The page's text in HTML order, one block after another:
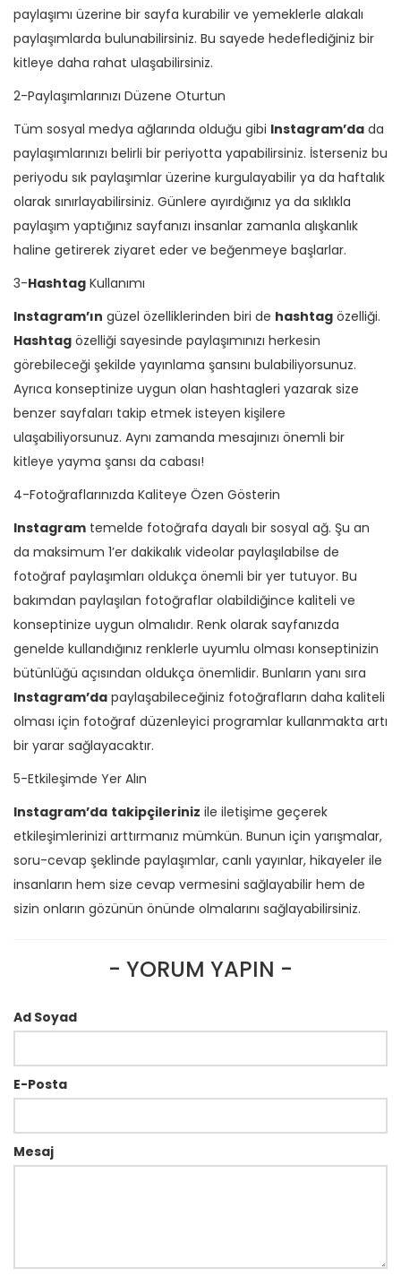
paylaşımı üzerine bir sayfa kurabilir ve yemeklerle alakalı
paylaşımlarda bulunabilirsiniz. Bu sayede hedeflediğiniz bir
kitleye daha rahat ulaşabilirsiniz.
2-Paylaşımlarınızı Düzene Oturtun
Tüm sosyal medya ağlarında olduğu gibi Instagram’da da
paylaşımlarınızı belirli bir periyotta yapabilirsiniz. İsterseniz bu
periyodu sık paylaşımlar üzerine kurgulayabilir ya da haftalık
olarak sınırlayabilirsiniz. Günlere ayırdığınız ya da sıklıkla
paylaşım yaptığınız sayfanızı insanlar zamanla alışkanlık
haline getirerek ziyaret eder ve beğenmeye başlarlar.
3-Hashtag Kullanımı
Instagram’ın güzel özelliklerinden biri de hashtag özelliği.
Hashtag özelliği sayesinde paylaşımınızı herkesin
görebileceği şekilde yayınlama şansını bulabiliyorsunuz.
Ayrıca konseptinize uygun olan hashtagleri yazarak size
benzer sayfaları takip etmek isteyen kişilere
ulaşabiliyorsunuz. Aynı zamanda mesajınızı önemli bir
kitleye yayma şansı da cabası!
4-Fotoğraflarınızda Kaliteye Özen Gösterin
Instagram temelde fotoğrafa dayalı bir sosyal ağ. Şu an
da maksimum 1’er dakikalık videolar paylaşılabilse de
fotoğraf paylaşımları oldukça önemli bir yer tutuyor. Bu
bakımdan paylaşılan fotoğraflar olabildiğince kaliteli ve
konseptinize uygun olmalıdır. Renk olarak sayfanızda
genelde kullandığınız renklerle uyumlu olması konseptinizin
bütünlüğü açısından oldukça önemlidir. Bunların yanı sıra
Instagram’da paylaşabileceğiniz fotoğrafların daha kaliteli
olması için fotoğraf düzenleyici programlar kullanmakta artı
bir yarar sağlayacaktır.
5-Etkileşimde Yer Alın
Instagram’da takipçileriniz ile iletişime geçerek
etkileşimlerinizi arttırmanız mümkün. Bunun için yarışmalar,
soru-cevap şeklinde paylaşımlar, canlı yayınlar, hikayeler ile
insanların hem size cevap vermesini sağlayabilir hem de
sizin onların gözünün önünde olmalarını sağlayabilirsiniz.
- YORUM YAPIN -
Ad Soyad
E-Posta
Mesaj